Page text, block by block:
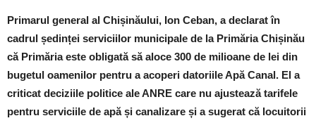
Primarul general al Chișinăului, Ion Ceban, a declarat în
cadrul ședinței serviciilor municipale de la Primăria Chișinău
că Primăria este obligată să aloce 300 de milioane de lei din
bugetul oamenilor pentru a acoperi datoriile Apă Canal. El a
criticat deciziile politice ale ANRE care nu ajustează tarifele
pentru serviciile de apă și canalizare și a sugerat că locuitorii